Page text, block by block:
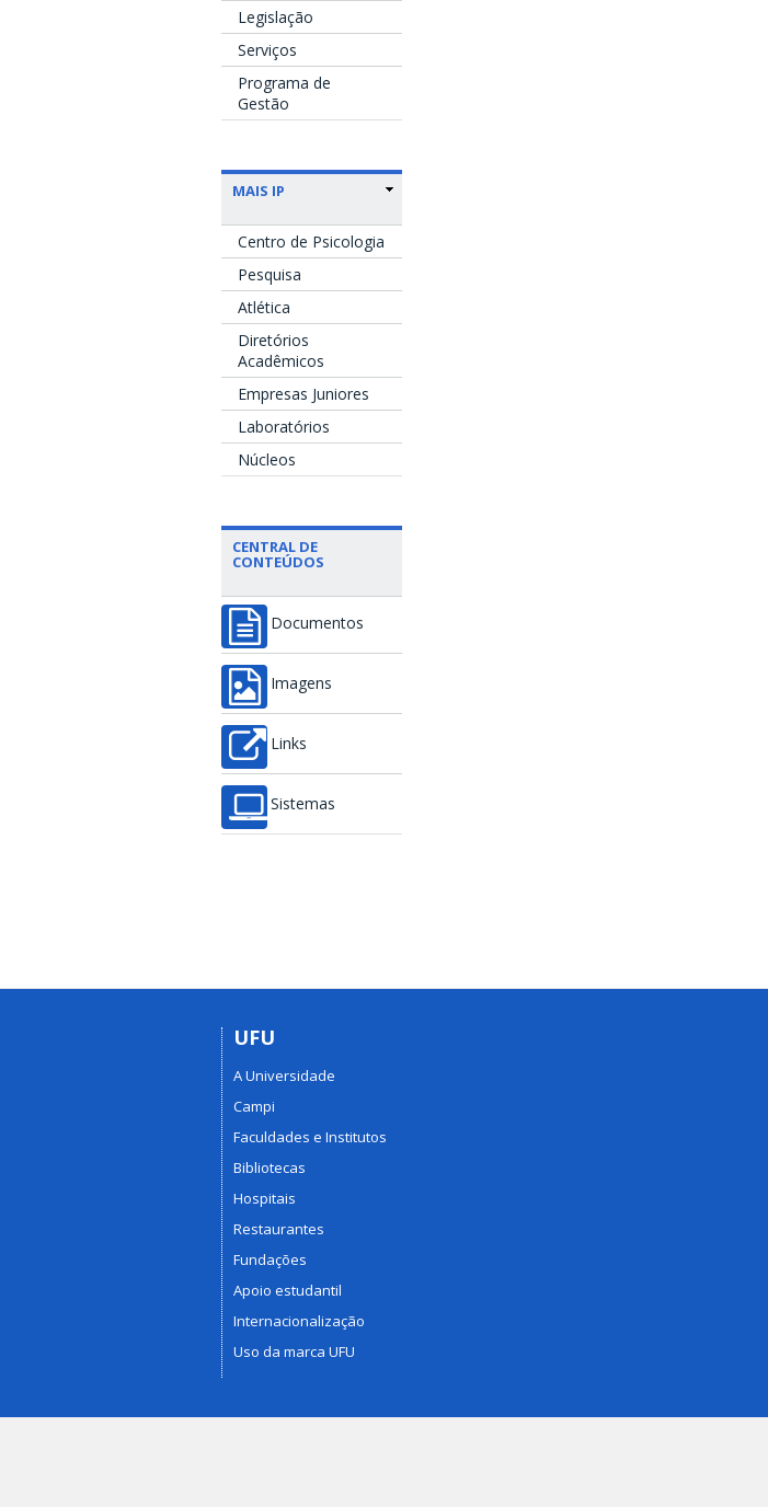
Legislação
Serviços
Programa de
Gestão
MAIS IP
Centro de Psicologia
Pesquisa
Atlética
Diretórios
Acadêmicos
Empresas Juniores
Laboratórios
Núcleos
CENTRAL DE
CONTEÚDOS
Documentos
Imagens
Links
Sistemas
UFU
A Universidade
Campi
Faculdades e Institutos
Bibliotecas
Hospitais
Restaurantes
Fundações
Apoio estudantil
Internacionalização
Uso da marca UFU